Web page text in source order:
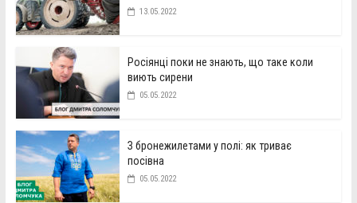
13.05.2022
Росіянці поки не знають, що таке коли
виють сирени
05.05.2022
З бронежилетами у полі: як триває
посівна
05.05.2022